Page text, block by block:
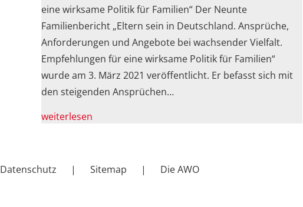
eine wirksame Politik für Familien“ Der Neunte
Familienbericht „Eltern sein in Deutschland. Ansprüche,
Anforderungen und Angebote bei wachsender Vielfalt.
Empfehlungen für eine wirksame Politik für Familien“
wurde am 3. März 2021 veröffentlicht. Er befasst sich mit
den steigenden Ansprüchen…
weiterlesen
Datenschutz Sitemap Die AWO